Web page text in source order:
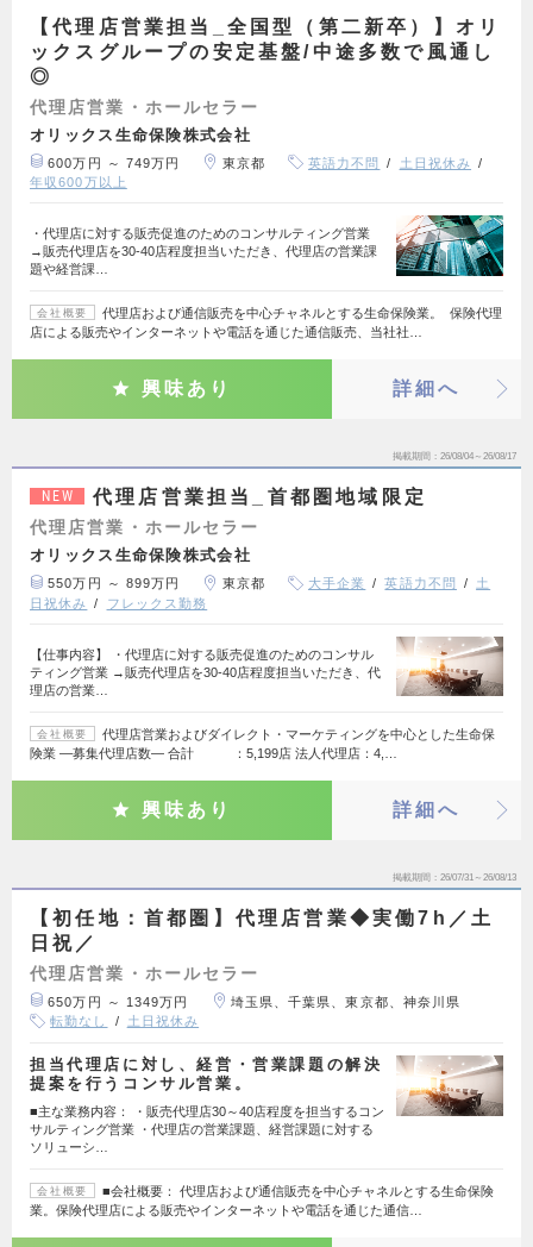
【代理店営業担当_全国型（第二新卒）】オリ
ックスグループの安定基盤/中途多数で風通し
◎
代理店営業・ホールセラー
オリックス生命保険株式会社
600万円 ～ 749万円 東京都 英語力不問
土日祝休み
年収600万以上
・代理店に対する販売促進のためのコンサルティング営業
→販売代理店を30-40店程度担当いただき、代理店の営業課
題や経営課…
会社概要
代理店および通信販売を中心チャネルとする生命保険業。 保険代理
店による販売やインターネットや電話を通じた通信販売、当社社…
興味あり 詳細へ
掲載期間 26/08/04～26/08/17
NEW 代理店営業担当_首都圏地域限定
代理店営業・ホールセラー
オリックス生命保険株式会社
550万円 ～ 899万円 東京都 大手企業 英語力不問
土
日祝休み
フレックス勤務
【仕事内容】 ・代理店に対する販売促進のためのコンサル
ティング営業 →販売代理店を30-40店程度担当いただき、代
理店の営業…
会社概要
代理店営業およびダイレクト・マーケティングを中心とした生命保
険業 ―募集代理店数― 合計 ：5,199店 法人代理店：4,…
興味あり 詳細へ
掲載期間 26/07/31～26/08/13
【初任地：首都圏】代理店営業◆実働7h／土
日祝／
代理店営業・ホールセラー
650万円 ～ 1349万円
埼玉県、千葉県、東京都、神奈川県
転勤なし
土日祝休み
担当代理店に対し、経営・営業課題の解決
提案を行うコンサル営業。
■主な業務内容： ・販売代理店30～40店程度を担当するコン
サルティング営業 ・代理店の営業課題、経営課題に対する
ソリューシ…
会社概要
■会社概要： 代理店および通信販売を中心チャネルとする生命保険
業。保険代理店による販売やインターネットや電話を通じた通信…